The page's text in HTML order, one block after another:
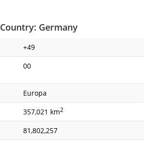
Country: Germany
+49
00
Europa
357,021 km2
81,802,257